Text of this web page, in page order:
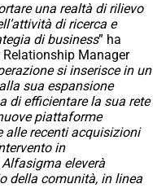
una realtà di rilievo
di ricerca e
di business” ha
Relationship Manager
si inserisce in un
sua espansione
di efficientare la sua rete
piattaforme
alle recenti acquisizioni
in
eleverà
della comunità, in linea